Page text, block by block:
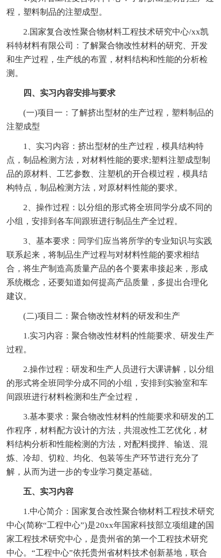
程，塑料制品的注塑成型。
2.国家复合改性聚合物材料工程技术研究中心/xx凯
科特材料有限公司：了解聚合物改性材料的研究、开发
和生产过程，生产线的布置，材料结构和性能的分析检
测。
四、实习内容安排与要求
(一)项目一：了解挤出型材的生产过程，塑料制品的
注塑成型
1、实习内容：挤出型材的生产过程，模具结构特
点，制品检测方法，对材料性能的要求;塑料注塑成型制
品的原材料、工艺参数、注塑机的开合模过程，模具结
构特点，制品检测方法，对原材料性能的要求。
2、操作过程：以分组的形式将全班同学分成不同的
小组，安排到各车间跟班进行制品生产全过程。
3、基本要求：同学们应当将所学的专业知识与实践
联系起来，将制品生产过程与对材料性能的要求相结
合，将生产制造高质量产品的各个要素串接起来，形成
系统概念，还要知道如何提高产品质量，多提出合理化
建议。
(二)项目二：聚合物改性材料的研发和生产
1.实习内容：聚合物改性材料的性能要求、研发生产
过程。
2.操作过程：研发和生产人员进行大课讲解，以分组
的形式将全班同学分成不同的小组，安排到实验室和车
间跟班进行材料检测和生产全过程，
3.基本要求：聚合物改性材料的性能要求和研发的工
作程序，材料配方设计的方法，共混改性工艺优化，材
料结构分析和性能检测的方法，对配料搅拌、输送、混
炼、冷却、切粒、均化、包装等生产环节进行充分了
解，从而为进一步的专业学习奠定基础。
五、实习内容
1.中心简介：国家复合改性聚合物材料工程技术研究
中心(简称“工程中心”)是20xx年国家科技部立项组建的国
家工程技术研究中心，是贵州省的第一个工程技术研究
中心。“工程中心”依托贵州省材料技术创新基地，联合